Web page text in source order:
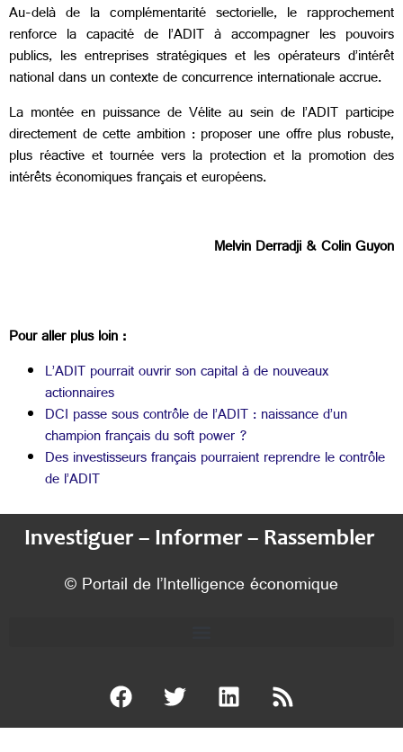
Au-delà de la complémentarité sectorielle, le rapprochement
renforce la capacité de l’ADIT à accompagner les pouvoirs
publics, les entreprises stratégiques et les opérateurs d’intérêt
national dans un contexte de concurrence internationale accrue.
La montée en puissance de Vélite au sein de l’ADIT participe
directement de cette ambition : proposer une offre plus robuste,
plus réactive et tournée vers la protection et la promotion des
intérêts économiques français et européens.
Melvin Derradji & Colin Guyon
Pour aller plus loin :
L’ADIT pourrait ouvrir son capital à de nouveaux
actionnaires
DCI passe sous contrôle de l’ADIT : naissance d’un
champion français du soft power ?
Des investisseurs français pourraient reprendre le contrôle
de l’ADIT
Investiguer – Informer – Rassembler
© Portail de l’Intelligence économique